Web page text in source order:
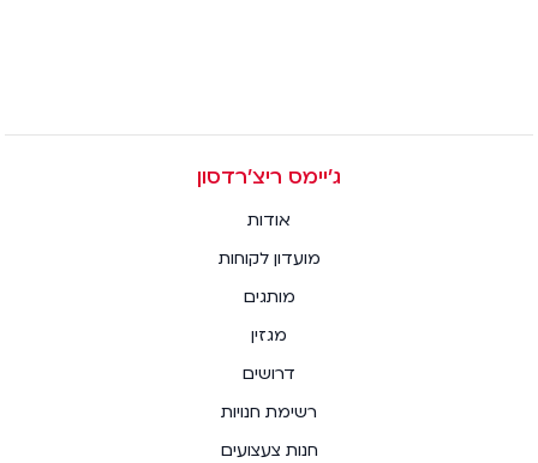
ג׳יימס ריצ׳רדסון
אודות
מועדון לקוחות
מותגים
מגזין
דרושים
רשימת חנויות
חנות צעצועים